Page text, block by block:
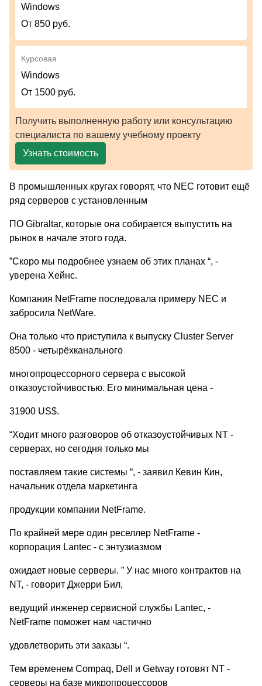
Windows
От 850 руб.
Курсовая
Windows
От 1500 руб.
Получить выполненную работу или консультацию
специалиста по вашему учебному проекту
Узнать стоимость
В промышленных кругах говорят, что NEC готовит ещё
ряд серверов с установленным
ПО Gibraltar, которые она собирается выпустить на
рынок в начале этого года.
”Скоро мы подробнее узнаем об этих планах “, -
уверена Хейнс.
Компания NetFrame последовала примеру NEC и
забросила NetWare.
Она только что приступила к выпуску Cluster Server
8500 - четырёхканального
многопроцессорного сервера с высокой
отказоустойчивостью. Его минимальная цена -
31900 US$.
“Ходит много разговоров об отказоустойчивых NT -
серверах, но сегодня только мы
поставляем такие системы “, - заявил Кевин Кин,
начальник отдела маркетинга
продукции компании NetFrame.
По крайней мере один реселлер NetFrame -
корпорация Lantec - с энтузиазмом
ожидает новые серверы. ” У нас много контрактов на
NT, - говорит Джерри Бил,
ведущий инженер сервисной службы Lantec, -
NetFrame поможет нам частично
удовлетворить эти заказы “.
Тем временем Compaq, Dell и Getway готовят NT -
серверы на базе микропроцессоров